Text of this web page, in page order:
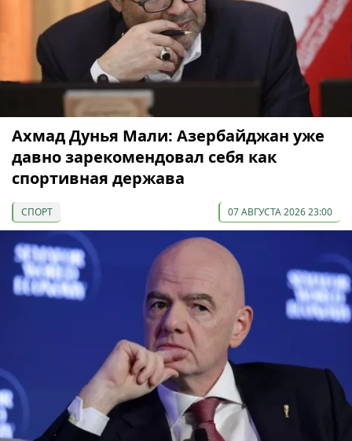
Ахмад Дунья Мали: Азербайджан уже
давно зарекомендовал себя как
спортивная держава
СПОРТ 07 АВГУСТА 2026 23:00